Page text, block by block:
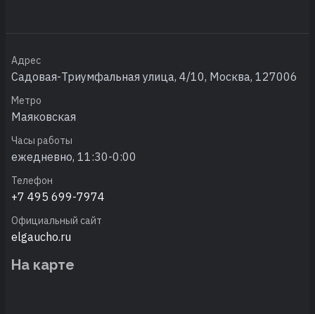
Адрес
Садовая-Триумфальная улица, 4/10, Москва, 127006
Метро
Маяковская
Часы работы
ежедневно, 11:30-0:00
Телефон
+7 495 699-7974
Официальный сайт
elgaucho.ru
На карте